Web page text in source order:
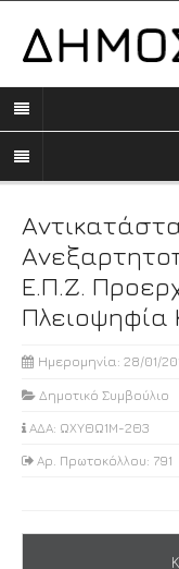
Ε.Π.Ζ.
Πλειοψηφία
Ημερομηνία: 28/01/
Δημοτικό Συμβούλιο
ΑΔΑ: ΩΧΥΘΩ1Μ-2Θ3
Αρ. Πρωτοκόλλου: 791